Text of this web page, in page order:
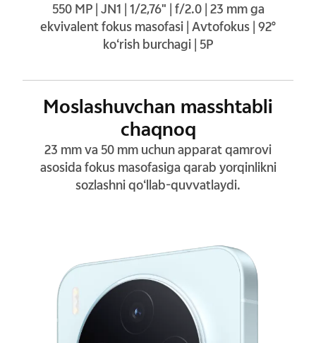
Moslashuvchan masshtabli
chaqnoq
23 mm va 50 mm uchun apparat qamrovi
asosida fokus masofasiga qarab yorqinlikni
sozlashni qo‘llab-quvvatlaydi.
550 MP | JN1 | 1/2,76" | f/2.0 | 23 mm ga
ekvivalent fokus masofasi | Avtofokus | 92°
ko‘rish burchagi | 5P